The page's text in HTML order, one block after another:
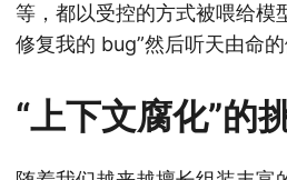
等，都以受控的方式被喂给模
修复我的 bug”然后听天由命的
“上下文腐化”的